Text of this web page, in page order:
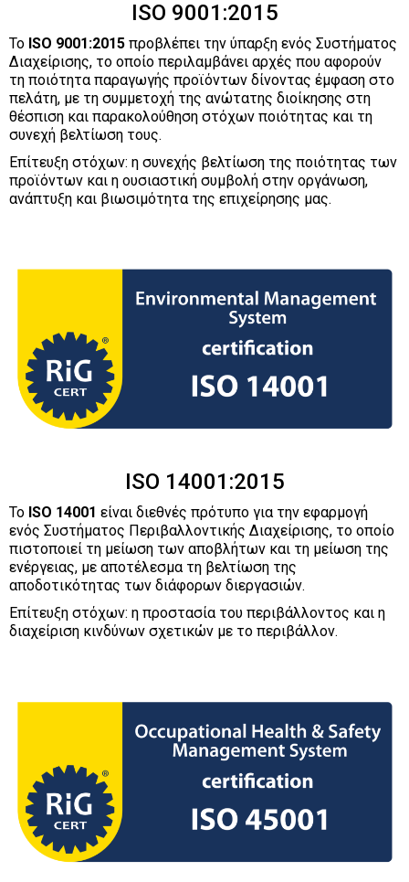
ISO 9001:2015
Το ISO 9001:2015 προβλέπει την ύπαρξη ενός Συστήματος
Διαχείρισης, το οποίο περιλαμβάνει αρχές που αφορούν
τη ποιότητα παραγωγής προϊόντων δίνοντας έμφαση στο
πελάτη, με τη συμμετοχή της ανώτατης διοίκησης στη
θέσπιση και παρακολούθηση στόχων ποιότητας και τη
συνεχή βελτίωση τους.
Επίτευξη στόχων: η συνεχής βελτίωση της ποιότητας των
προϊόντων και η ουσιαστική συμβολή στην οργάνωση,
ανάπτυξη και βιωσιμότητα της επιχείρησης μας.
ISO 14001:2015
Το ISO 14001 είναι διεθνές πρότυπο για την εφαρμογή
ενός Συστήματος Περιβαλλοντικής Διαχείρισης, το οποίο
πιστοποιεί τη μείωση των αποβλήτων και τη μείωση της
ενέργειας, με αποτέλεσμα τη βελτίωση της
αποδοτικότητας των διάφορων διεργασιών.
Επίτευξη στόχων: η προστασία του περιβάλλοντος και η
διαχείριση κινδύνων σχετικών με το περιβάλλον.